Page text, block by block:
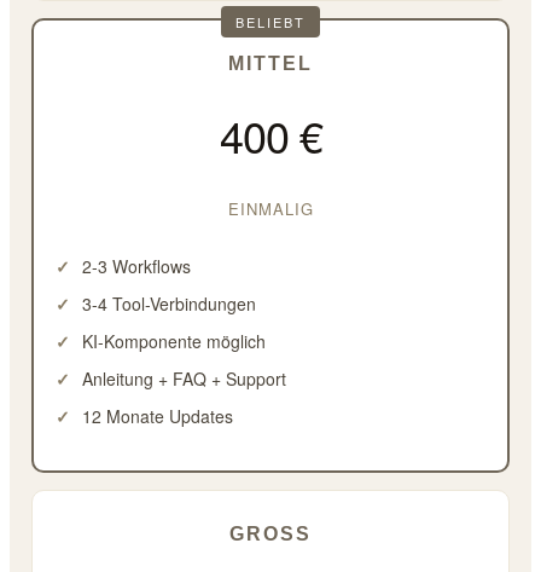
MITTEL
400 €
EINMALIG
2-3 Workflows
3-4 Tool-Verbindungen
KI-Komponente möglich
Anleitung + FAQ + Support
12 Monate Updates
GROSS